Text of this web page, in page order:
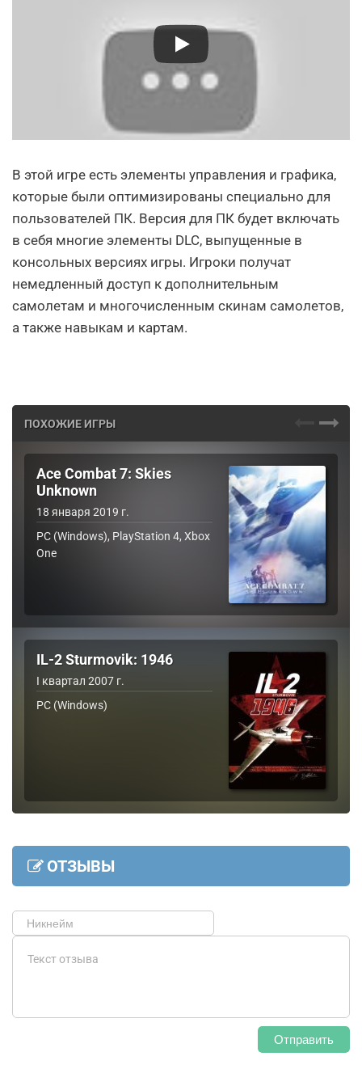
В этой игре есть элементы управления и графика,
которые были оптимизированы специально для
пользователей ПК. Версия для ПК будет включать
в себя многие элементы DLC, выпущенные в
консольных версиях игры. Игроки получат
немедленный доступ к дополнительным
самолетам и многочисленным скинам самолетов,
а также навыкам и картам.
ПОХОЖИЕ ИГРЫ
Ace Combat 7: Skies
Unknown
18 января 2019 г.
PC (Windows), PlayStation 4, Xbox
One
IL-2 Sturmovik: 1946
I квартал 2007 г.
PC (Windows)
ОТЗЫВЫ
Отправить